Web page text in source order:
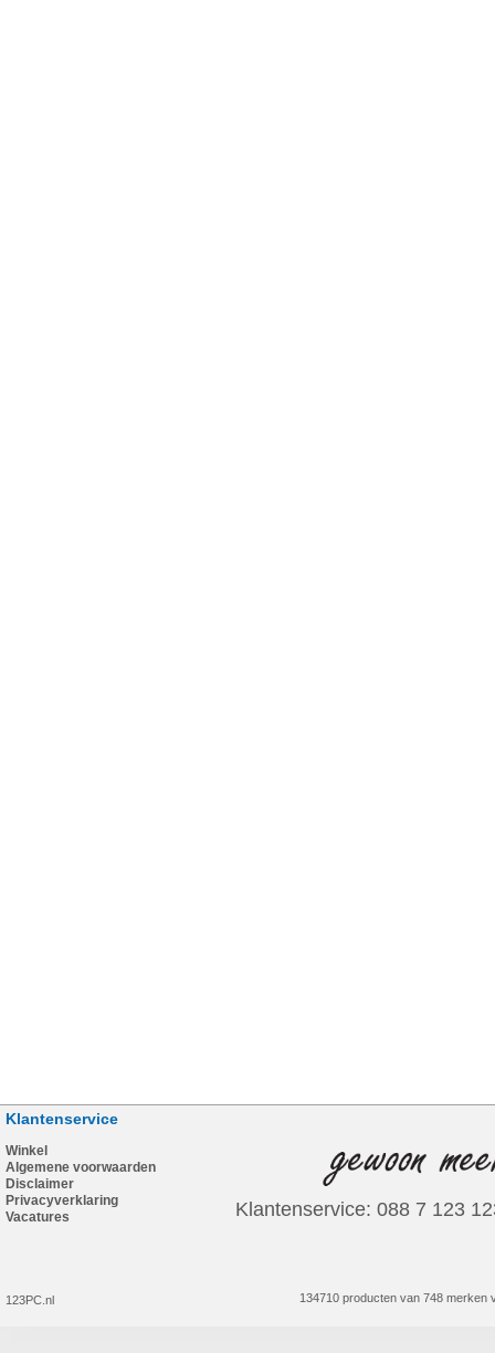
Klantenservice
Winkel
Algemene voorwaarden
Disclaimer
Privacyverklaring
Vacatures
123PC.nl
Klantenservice: 088 7 123
134710 producten van 748 merken